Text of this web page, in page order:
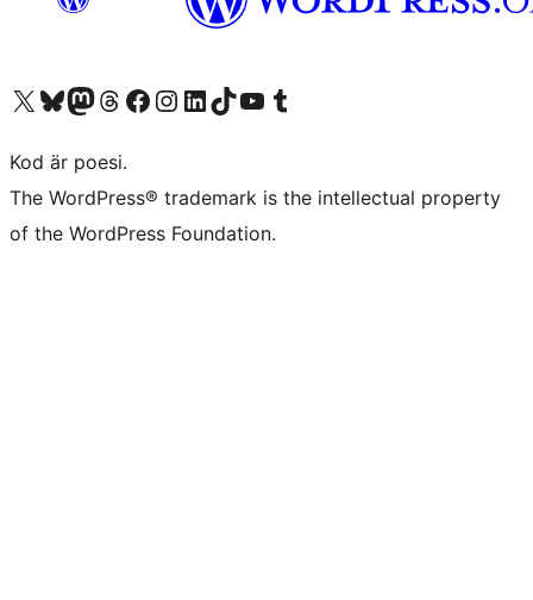
Besök vår X-konto (f.d. Twitter)
Besök vårt Bluesky-konto
Besök vårt Mastodon-konto
Besök vårt Thread-konto
Besök vår Facebook-sidaBesök vårt Instagram-konto
Besök vårt LinkedIn-konto
Besök vårt TikTok-konto
Besök vår YouTube-kanalBesök vårt Tumblr-konto
Kod är poesi.
The WordPress® trademark is the intellectual property
of the WordPress Foundation.